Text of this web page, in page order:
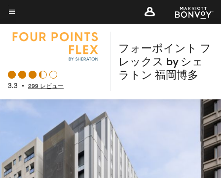
Skip
to
main
メニューのテキスト
3.3 • 299 レビュー
フォーポイント フ
レックス by シェ
ラトン 福岡博多